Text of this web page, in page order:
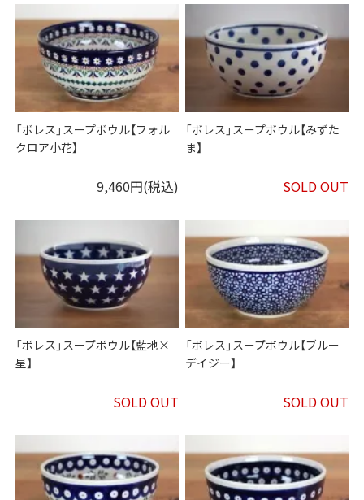
「ボレス」スープボウル【フォル
クロア小花】
9,460円(税込)
「ボレス」スープボウル【みずた
ま】
SOLD OUT
「ボレス」スープボウル【藍地×
星】
SOLD OUT
「ボレス」スープボウル【ブルー
デイジー】
SOLD OUT